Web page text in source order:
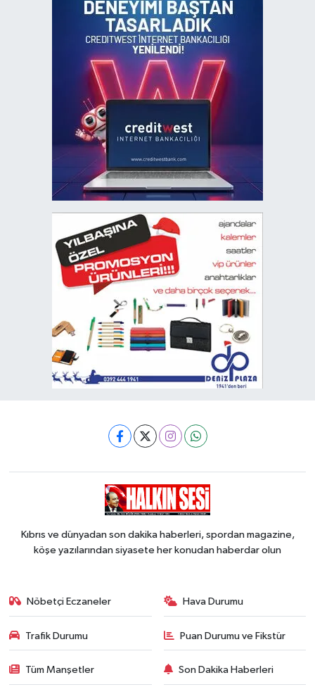
Kıbrıs ve dünyadan son dakika haberleri, spordan magazine,
köşe yazılarından siyasete her konudan haberdar olun
Nöbetçi Eczaneler Hava Durumu
Trafik Durumu Puan Durumu ve Fikstür
Tüm Manşetler Son Dakika Haberleri